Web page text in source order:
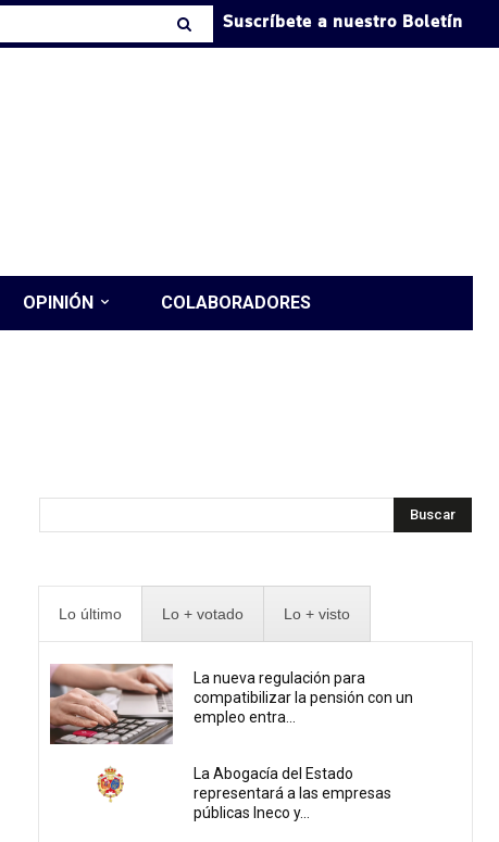
Suscríbete a nuestro Boletín
OPINIÓN COLABORADORES
Buscar
Lo último Lo + votado Lo + visto
La nueva regulación para
compatibilizar la pensión con un
empleo entra...
La Abogacía del Estado
representará a las empresas
públicas Ineco y...